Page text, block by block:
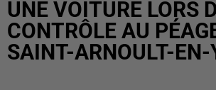
UNE VOITURE LORS
CONTRÔLE AU
SAINT-ARNOULT-